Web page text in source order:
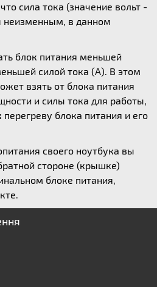
сила тока (значение вольт -
неизменным, в данном
блок питания меньшей
силой тока (А). В этом
взять от блока питания
и силы тока для работы,
блока питания и его
своего ноутбука вы
стороне (крышке)
блоке питания,